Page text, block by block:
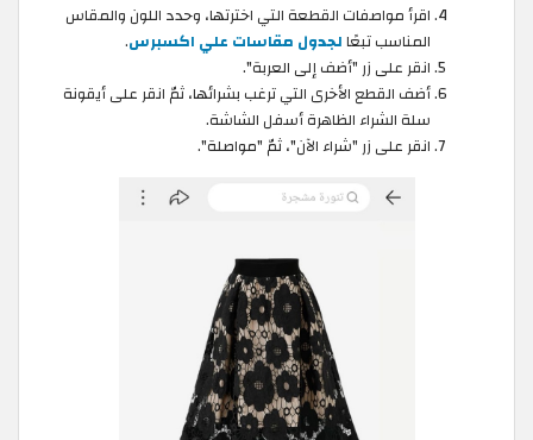
اقرأ مواصفات القطعة التي اخترتها، وحدد اللون والمقاس
المناسب تبعًالجدول مقاسات علي اكسبرس.
انقر على زر "أضف إلى العربة".
أضف القطع الأخرى التي ترغب بشرائها، ثمّ انقر على أيقونة
سلة الشراء الظاهرة أسفل الشاشة.
انقر على زر "شراء الآن"، ثمّ "مواصلة".